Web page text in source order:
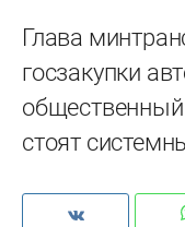
Глава
госзакупки
общественный
стоят